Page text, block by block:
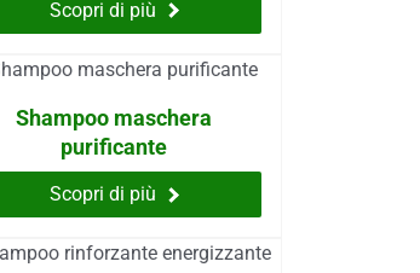
Scopri di più
Shampoo maschera
purificante
Scopri di più